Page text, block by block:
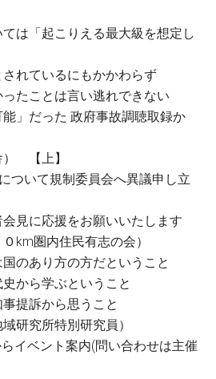
は「起こりえる最大級を想定し
れているにもかかわらず
たことは言い逃れできない
」だった 政府事故調聴取録か
） 【上】
ついて規制委員会へ異議申し立
見に応援をお願いいたします
km圏内住民有志の会）
のあり方の方だということ
から学ぶということ
提訴から思うこと
研究所特別研究員）
イベント案内(問い合わせは主催